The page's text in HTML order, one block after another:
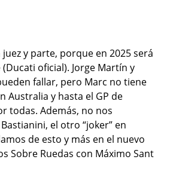
juez y parte, porque en 2025 será
oficial). Jorge Martín y
fallar, pero Marc no tiene
Australia y hasta el GP de
todas. Además, no nos
el otro “joker” en
de esto y más en el nuevo
Sobre Ruedas con Máximo Sant